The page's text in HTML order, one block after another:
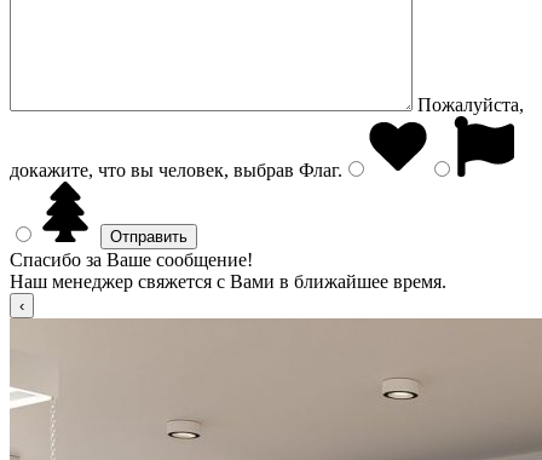
Пожалуйста,
докажите, что вы человек, выбрав Флаг.
Спасибо за Ваше сообщение!
Наш менеджер свяжется с Вами в ближайшее время.